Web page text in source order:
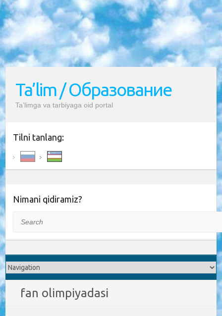
Ta’lim / Образование
Ta’limga va tarbiyaga oid portal
Tilni tanlang:
Nimani qidiramiz?
fan olimpiyadasi